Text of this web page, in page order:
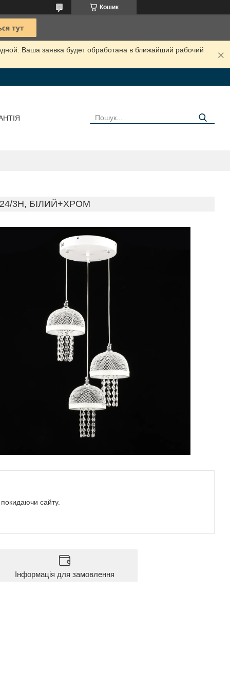
Кошик
Ваша заявка будет обработана в ближайший рабочий
3H, БІЛИЙ+ХРОМ
сайту.
Інформація для замовлення